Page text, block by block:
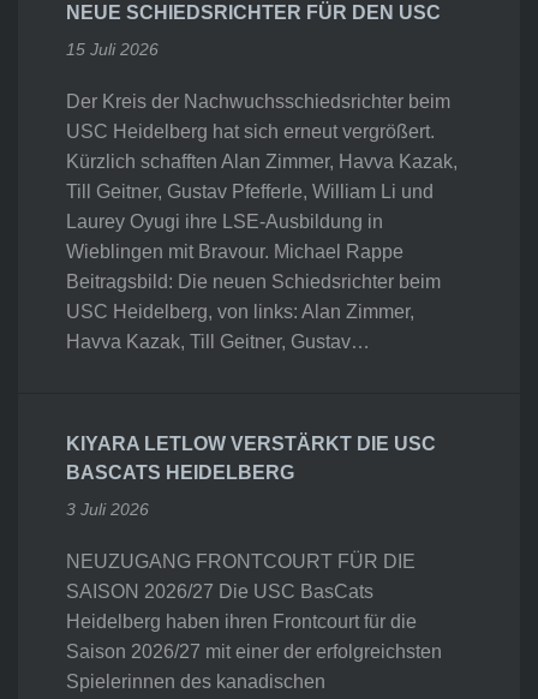
NEUE SCHIEDSRICHTER FÜR DEN USC
15 Juli 2026
Der Kreis der Nachwuchsschiedsrichter beim
USC Heidelberg hat sich erneut vergrößert.
Kürzlich schafften Alan Zimmer, Havva Kazak,
Till Geitner, Gustav Pfefferle, William Li und
Laurey Oyugi ihre LSE-Ausbildung in
Wieblingen mit Bravour. Michael Rappe
Beitragsbild: Die neuen Schiedsrichter beim
USC Heidelberg, von links: Alan Zimmer,
Havva Kazak, Till Geitner, Gustav…
KIYARA LETLOW VERSTÄRKT DIE USC
BASCATS HEIDELBERG
3 Juli 2026
NEUZUGANG FRONTCOURT FÜR DIE
SAISON 2026/27 Die USC BasCats
Heidelberg haben ihren Frontcourt für die
Saison 2026/27 mit einer der erfolgreichsten
Spielerinnen des kanadischen